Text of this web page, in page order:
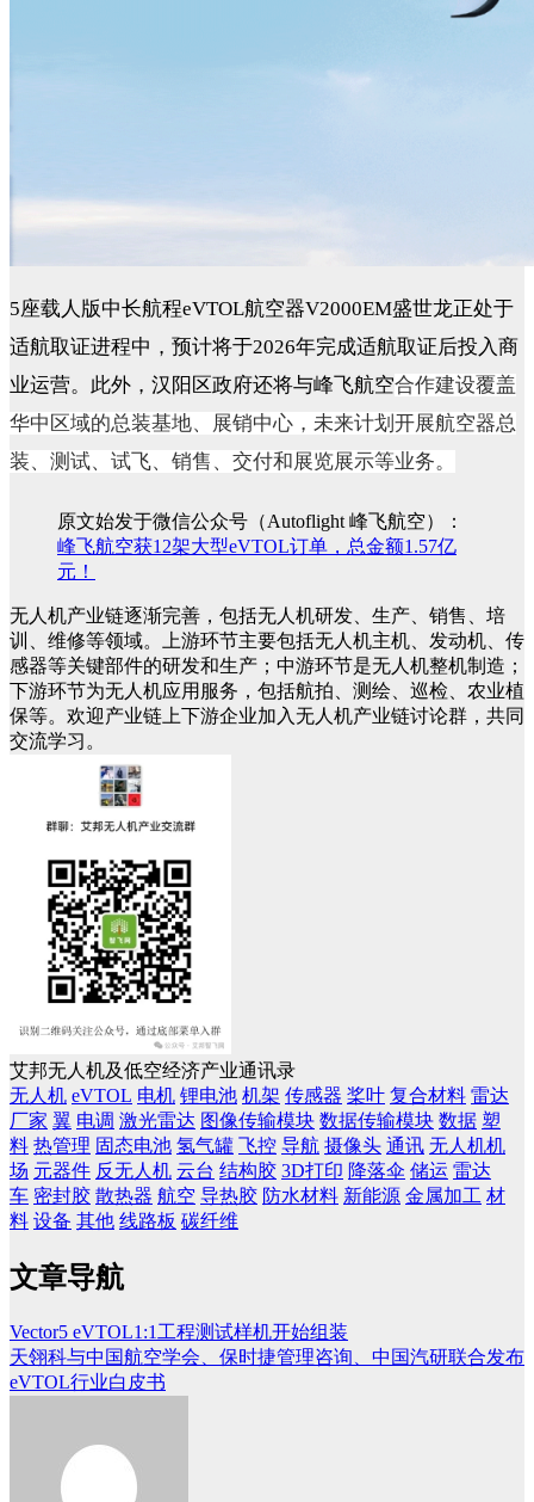
5座载人版中长航程eVTOL航空器V2000EM盛世龙正处于
适航取证进程中，预计将于2026年完成适航取证后投入商
业运营。此外，汉阳区政府还将与峰飞航空合作建设覆盖
华中区域的总装基地、展销中心，未来计划开展航空器总
装、测试、试飞、销售、交付和展览展示等业务。
原文始发于微信公众号（Autoflight 峰飞航空）：
峰飞航空获12架大型eVTOL订单，总金额1.57亿
元！
无人机产业链逐渐完善，包括无人机研发、生产、销售、培
训、维修等领域。上游环节主要包括无人机主机、发动机、传
感器等关键部件的研发和生产；中游环节是无人机整机制造；
下游环节为无人机应用服务，包括航拍、测绘、巡检、农业植
保等。欢迎产业链上下游企业加入无人机产业链讨论群，共同
交流学习。
艾邦无人机及低空经济产业通讯录
无人机 eVTOL 电机 锂电池 机架 传感器 桨叶 复合材料 雷达
厂家 翼 电调 激光雷达 图像传输模块 数据传输模块 数据 塑
料 热管理 固态电池 氢气罐 飞控 导航 摄像头 通讯 无人机机
场 元器件 反无人机 云台 结构胶 3D打印 降落伞 储运 雷达
车 密封胶 散热器 航空 导热胶 防水材料 新能源 金属加工 材
料 设备 其他 线路板 碳纤维
文章导航
Vector5 eVTOL1:1工程测试样机开始组装
天翎科与中国航空学会、保时捷管理咨询、中国汽研联合发布
eVTOL行业白皮书